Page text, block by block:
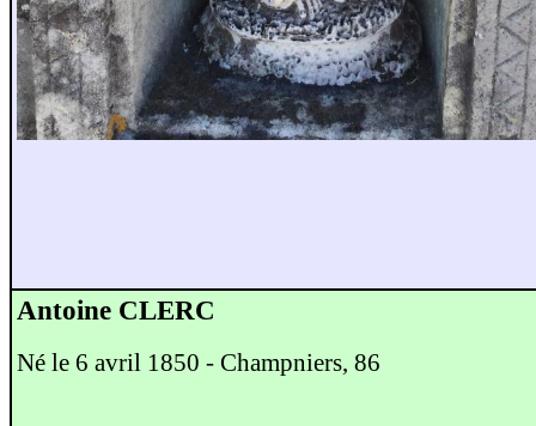
Antoine CLERC
Né le 6 avril 1850 - Champniers, 86